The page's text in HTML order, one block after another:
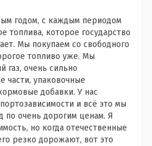
годом, с каждым периодом
топлива, которое государство
Мы покупаем со свободного
топливо уже. Мы
газ, очень сильно
части, упаковочные
добавки. У нас
и всё это мы
по очень дорогим ценам. Я
но когда отечественные
резко дорожают, вот это